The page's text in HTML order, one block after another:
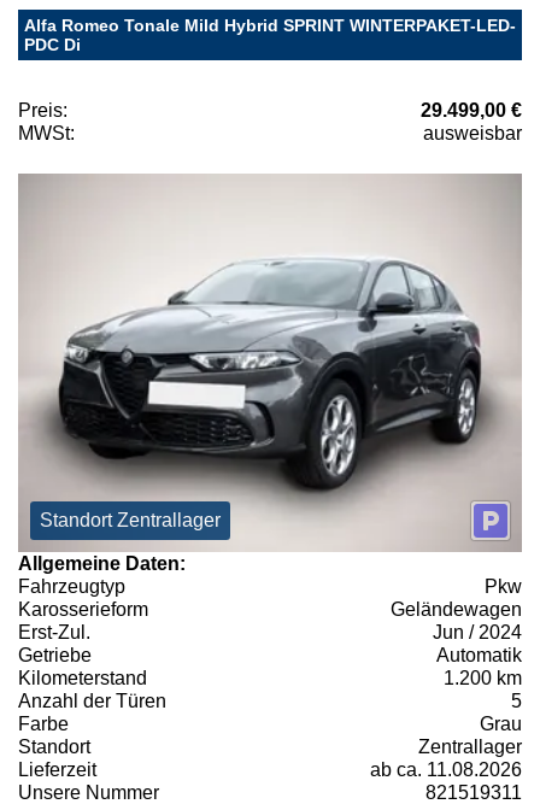
Alfa Romeo Tonale Mild Hybrid SPRINT WINTERPAKET-LED-
PDC Di
Preis:
29.499,00 €
MWSt:
ausweisbar
Standort Zentrallager
Allgemeine Daten:
Fahrzeugtyp
Pkw
Karosserieform
Geländewagen
Erst-Zul.
Jun / 2024
Getriebe
Automatik
Kilometerstand
1.200 km
Anzahl der Türen
5
Farbe
Grau
Standort
Zentrallager
Lieferzeit
ab ca. 11.08.2026
Unsere Nummer
821519311